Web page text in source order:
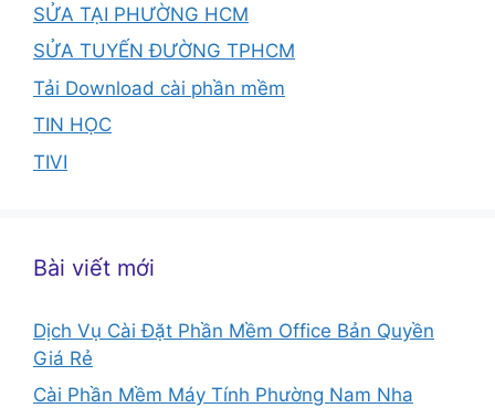
SỬA TẠI PHƯỜNG HCM
SỬA TUYẾN ĐƯỜNG TPHCM
Tải Download cài phần mềm
TIN HỌC
TIVI
Bài viết mới
Dịch Vụ Cài Đặt Phần Mềm Office Bản Quyền
Giá Rẻ
Cài Phần Mềm Máy Tính Phường Nam Nha